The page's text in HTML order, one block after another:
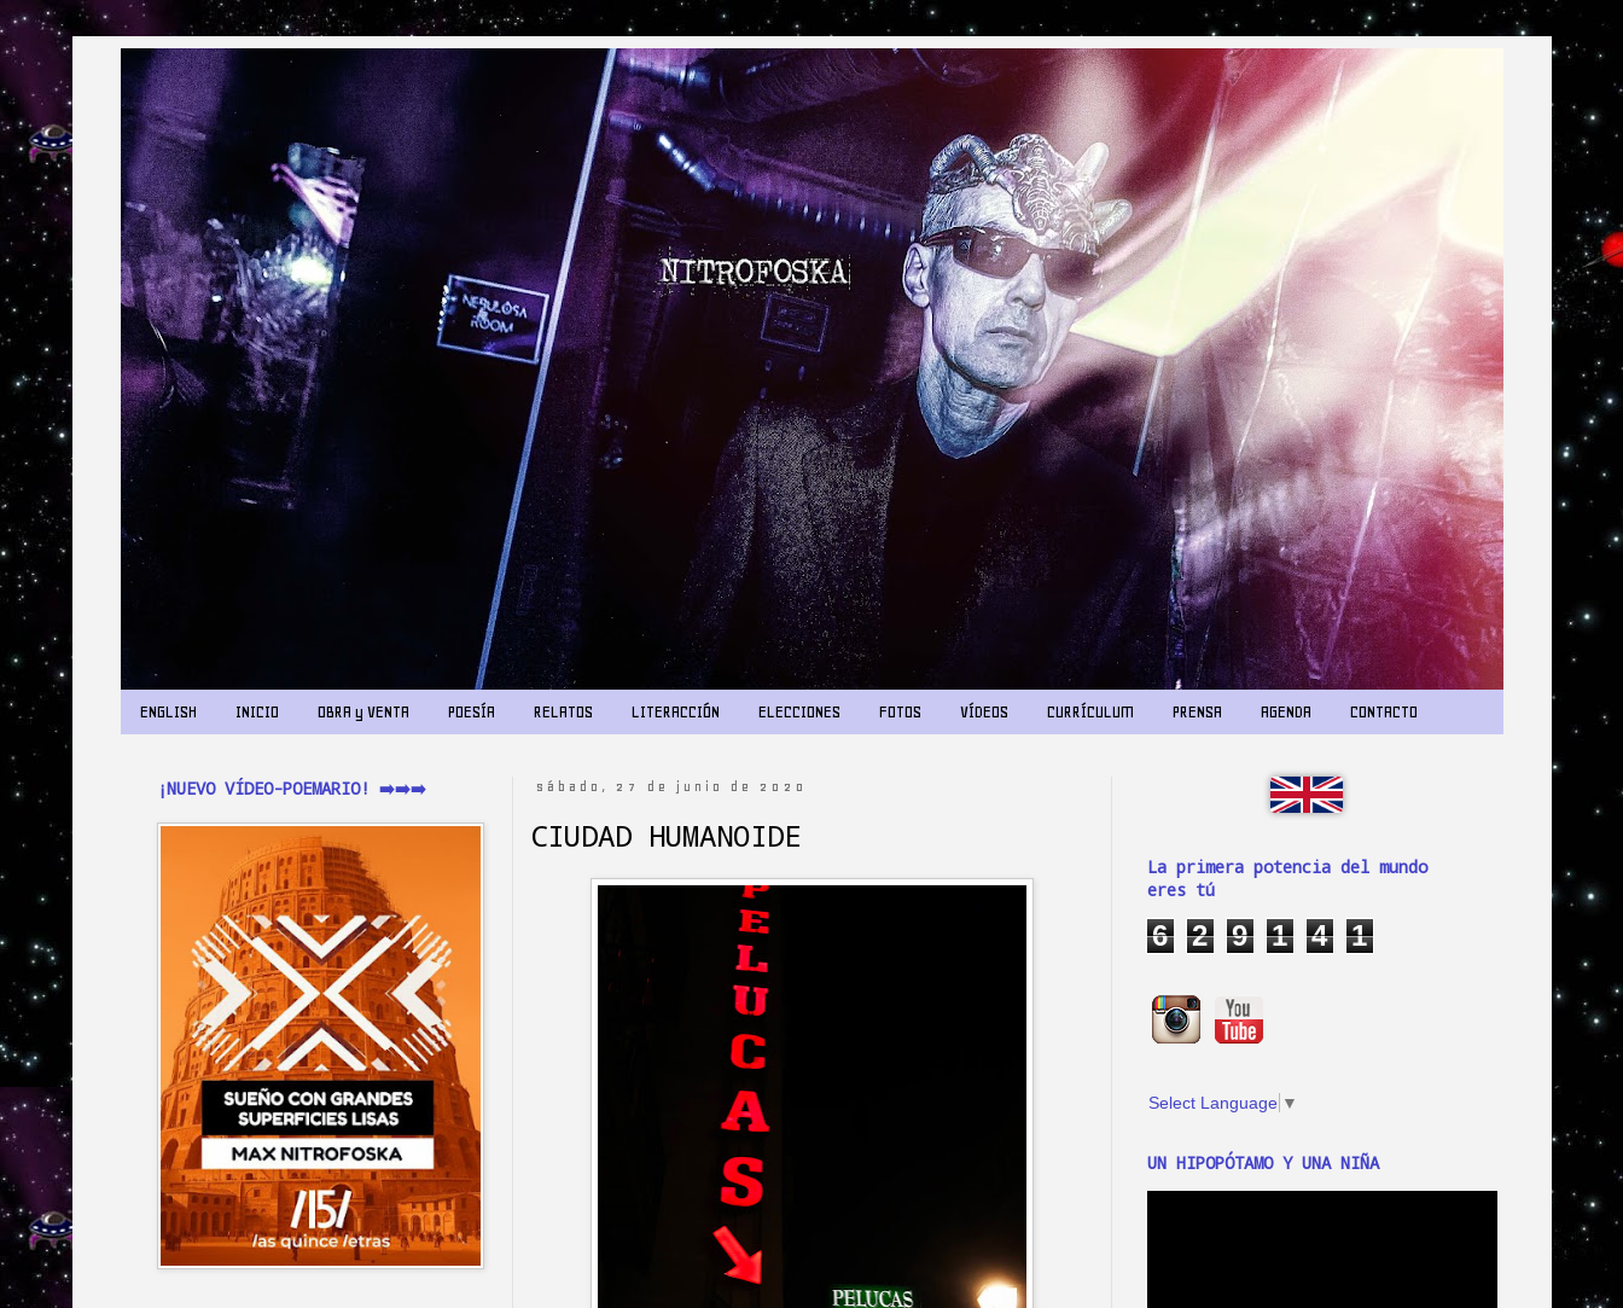
ENGLISH INICIO OBRA y VENTA POESÍA RELATOS LITERACCIÓN ELECCIONES FOTOS VÍDEOS CURRÍCULUM PRENSA AGENDA CONTACTO
sábado, 27 de junio de 2020
CIUDAD HUMANOIDE
¡NUEVO VÍDEO-POEMARIO! ➡️➡️➡️
La primera potencia del mundo
eres tú
6 2 9 1 4 1
Select Language ▼
UN HIPOPÓTAMO Y UNA NIÑA